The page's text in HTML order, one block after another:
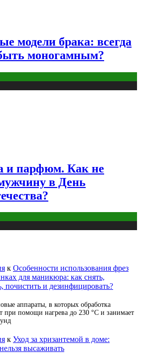
модели брака: всегда
моногамным?
и парфюм. Как не
в День
к Особенности использования фрез
для маникюра: как снять,
почистить и дезинфицировать?
аппараты, в которых обработка
при помощи нагрева до 230 °С и занимает
к Уход за хризантемой в доме:
высаживать